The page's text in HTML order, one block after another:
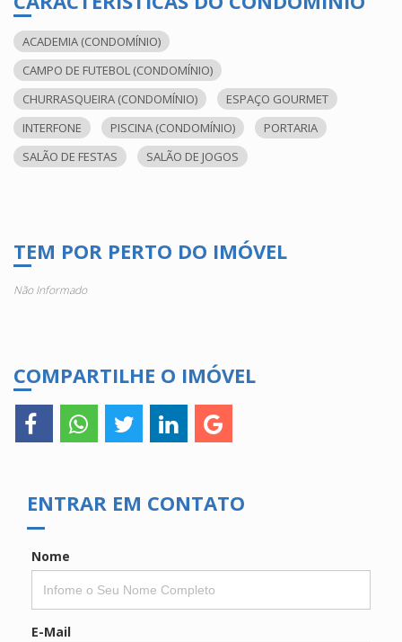
ACADEMIA (CONDOMÍNIO)
CAMPO DE FUTEBOL (CONDOMÍNIO)
CHURRASQUEIRA (CONDOMÍNIO)
ESPAÇO GOURMET
INTERFONE
PISCINA (CONDOMÍNIO)
PORTARIA
SALÃO DE FESTAS
SALÃO DE JOGOS
TEM POR PERTO DO IMÓVEL
Não Informado
COMPARTILHE O IMÓVEL
ENTRAR EM CONTATO
Nome
E-Mail